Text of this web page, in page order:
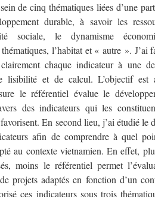
de cinq thématiques liées d’une
durable, à savoir les
sociale, le dynamisme
l’habitat et « autre ». J’ai
chaque indicateur à une
lisibilité et de calcul. L’objectif est
le référentiel évalue le
des indicateurs qui les
En second lieu, j’ai étudié le
afin de comprendre à quel
au contexte vietnamien. En effet,
moins le référentiel permet
projets adaptés en fonction d’un
ces indicateurs sous trois